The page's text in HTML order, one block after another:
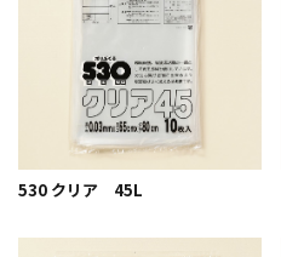
530 クリア 45L